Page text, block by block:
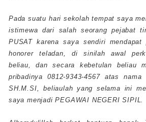
Pada suatu hari sekolah tempat saya
istimewa dari salah seorang pejabat
PUSAT karena saya sendiri mendapat
honorer teladan, di sinilah awal
beliau, dan secara kebetulan beliau
pribadinya 0812-9343-4567 atas nama
SH.M.SI, beliaulah yang selama ini
saya menjadi PEGAWAI NEGERI SIPIL.